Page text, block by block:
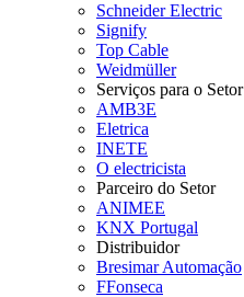
Schneider Electric
Signify
Top Cable
Weidmüller
Serviços para o Setor
AMB3E
Eletrica
INETE
O electricista
Parceiro do Setor
ANIMEE
KNX Portugal
Distribuidor
Bresimar Automação
FFonseca